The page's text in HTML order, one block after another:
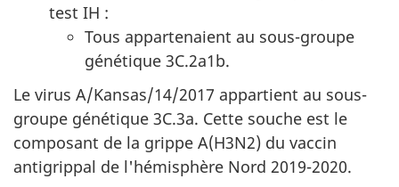
test IH :
Tous appartenaient au sous-groupe
génétique 3C.2a1b.
Le virus A/Kansas/14/2017 appartient au sous-
groupe génétique 3C.3a. Cette souche est le
composant de la grippe A(H3N2) du vaccin
antigrippal de l'hémisphère Nord 2019-2020.